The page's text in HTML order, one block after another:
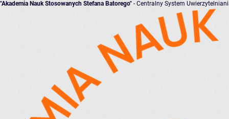
"Akademia Nauk Stosowanych Stefana Batorego" - Centralny System